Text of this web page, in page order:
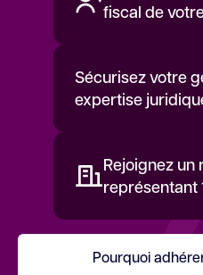
fiscal de
Sécurisez votre
expertise
Rejoignez un
représentant
Pourquoi